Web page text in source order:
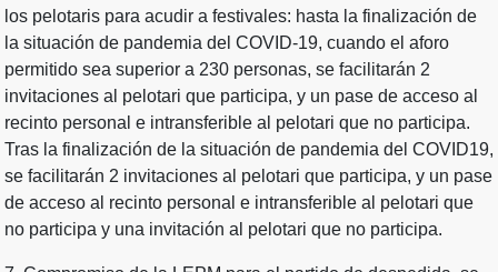
los pelotaris para acudir a festivales: hasta la finalización de
la situación de pandemia del COVID-19, cuando el aforo
permitido sea superior a 230 personas, se facilitarán 2
invitaciones al pelotari que participa, y un pase de acceso al
recinto personal e intransferible al pelotari que no participa.
Tras la finalización de la situación de pandemia del COVID19,
se facilitarán 2 invitaciones al pelotari que participa, y un pase
de acceso al recinto personal e intransferible al pelotari que
no participa y una invitación al pelotari que no participa.